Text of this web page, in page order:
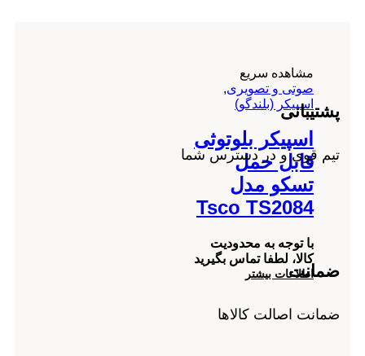
مشاهده سریع
صوتی و تصویری,
اسپیکر (بلندگو)
اسپیکر بلوتوثی
قابل حمل
تسکو مدل
Tsco TS2084
با توجه به محدودیت
کالا، لطفا تماس بگیرید
اطلاعات بیشتر
پشتیبانی
تیم قوی و در دسترس شما
ضمانت
ضمانت اصالت کالاها